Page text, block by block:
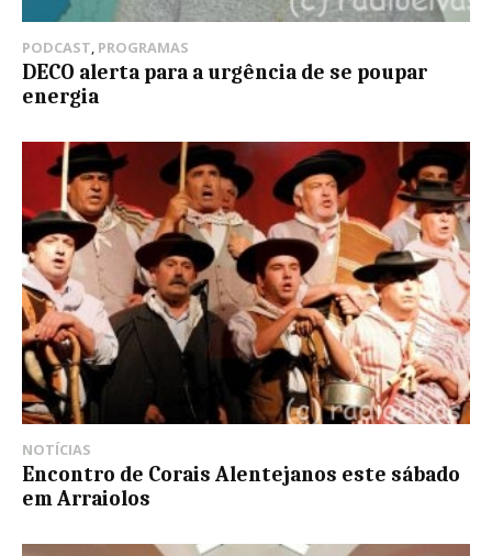
PODCAST, PROGRAMAS
DECO alerta para a urgência de se poupar
energia
NOTÍCIAS
Encontro de Corais Alentejanos este sábado
em Arraiolos